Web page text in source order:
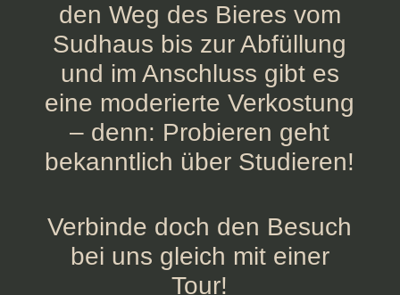
den Weg des Bieres vom
Sudhaus bis zur Abfüllung
und im Anschluss gibt es
eine moderierte Verkostung
– denn: Probieren geht
bekanntlich über Studieren!
Verbinde doch den Besuch
bei uns gleich mit einer
Tour!